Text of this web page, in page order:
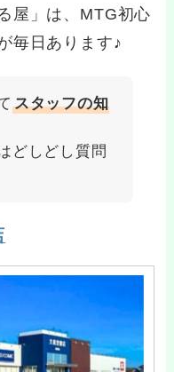
屋」は、MTG初心
毎日あります♪
スタッフの知
どしどし質問